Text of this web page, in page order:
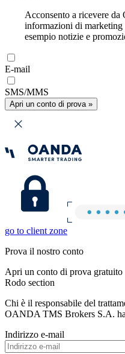
Acconsento a ricevere
informazioni di marketing
esempio notizie e
E-mail
SMS/MMS
Apri un conto di prova »
go to client zone
Prova il nostro conto
Apri un conto di prova gratuito
Rodo section
Chi è il responsabile del
OANDA TMS Brokers S.A. ha
Indirizzo e-mail